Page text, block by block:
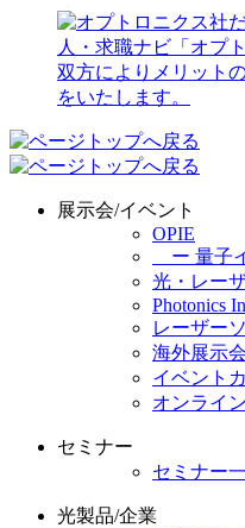
展示会/イベント
OPIE
ー 量子
光・レー
Photonics
レーザー
海外展示会
イベント
オンライ
セミナー
セミナー
光製品/企業